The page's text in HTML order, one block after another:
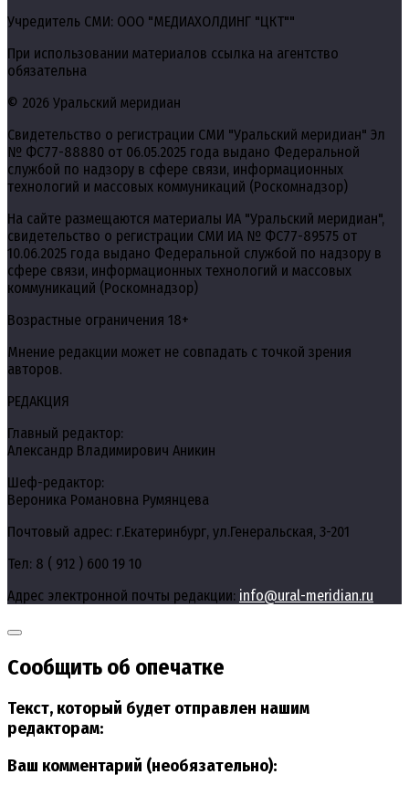
Учредитель СМИ: ООО "МЕДИАХОЛДИНГ "ЦКТ""
При использовании материалов ссылка на агентство
обязательна
© 2026 Уральский меридиан
Свидетельство о регистрации СМИ "Уральский меридиан" Эл
№ ФС77-88880 от 06.05.2025 года выдано Федеральной
службой по надзору в сфере связи, информационных
технологий и массовых коммуникаций (Роскомнадзор)
На сайте размещаются материалы ИА "Уральский меридиан",
свидетельство о регистрации СМИ ИА № ФС77-89575 от
10.06.2025 года выдано Федеральной службой по надзору в
сфере связи, информационных технологий и массовых
коммуникаций (Роскомнадзор)
Возрастные ограничения 18+
Мнение редакции может не совпадать с точкой зрения
авторов.
РЕДАКЦИЯ
Главный редактор:
Александр Владимирович Аникин
Шеф-редактор:
Вероника Романовна Румянцева
Почтовый адрес: г.Екатеринбург, ул.Генеральская, 3-201
Тел: 8 ( 912 ) 600 19 10
Адрес электронной почты редакции: info@ural-meridian.ru
Сообщить об опечатке
Текст, который будет отправлен нашим
редакторам:
Ваш комментарий (необязательно):